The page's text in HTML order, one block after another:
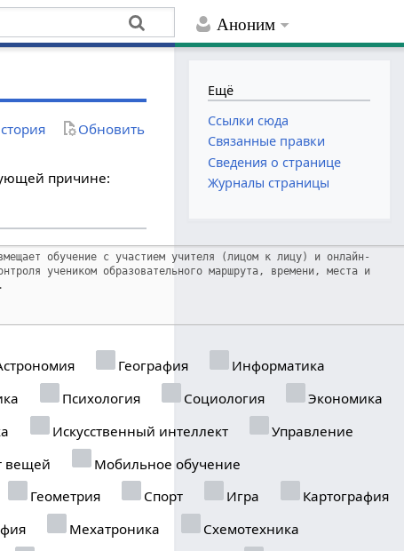
Аноним
Обновить
причине:
География
Информатика
Психология Социология
Экономика
Искусственный интеллект
Управление
вещей
Мобильное обучение
Геометрия Спорт Игра
Картография
Мехатроника
Схемотехника
Ещё
Ссылки сюда
Связанные правки
Сведения о странице
Журналы страницы